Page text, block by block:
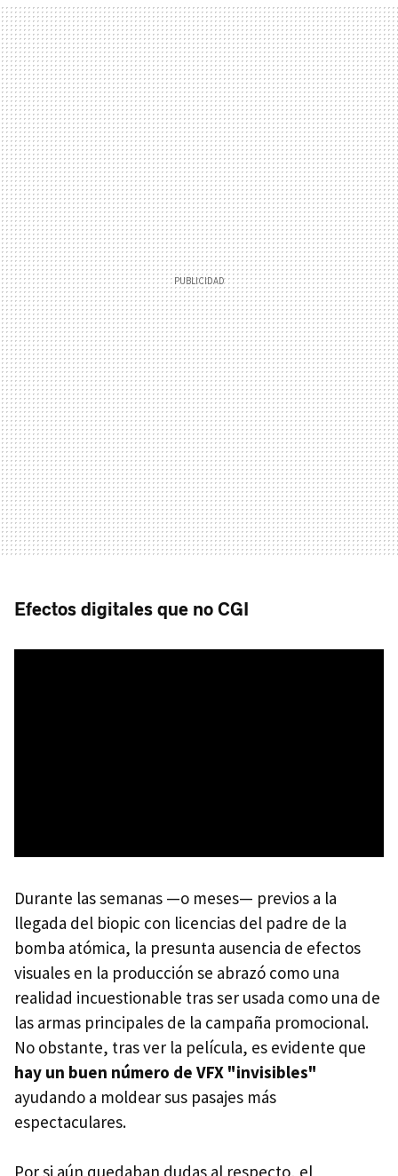
Efectos digitales que no CGI
Durante las semanas —o meses— previos a la
llegada del biopic con licencias del padre de la
bomba atómica, la presunta ausencia de efectos
visuales en la producción se abrazó como una
realidad incuestionable tras ser usada como una de
las armas principales de la campaña promocional.
No obstante, tras ver la película, es evidente que
hay un buen número de VFX "invisibles"
ayudando a moldear sus pasajes más
espectaculares.
Por si aún quedaban dudas al respecto, el